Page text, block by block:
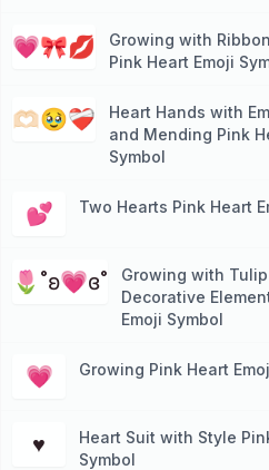
💗🎀💋
Growing with
Pink Heart Emoji
🫶🏻🥹❤️‍🩹
Heart Hands with
and Mending Pink
Symbol
💕 Two Hearts Pink Heart
🌷˚ʚ💗ɞ˚
Growing with
Decorative
Emoji Symbol
💗 Growing Pink Heart
♥️
Heart Suit with Style
Symbol